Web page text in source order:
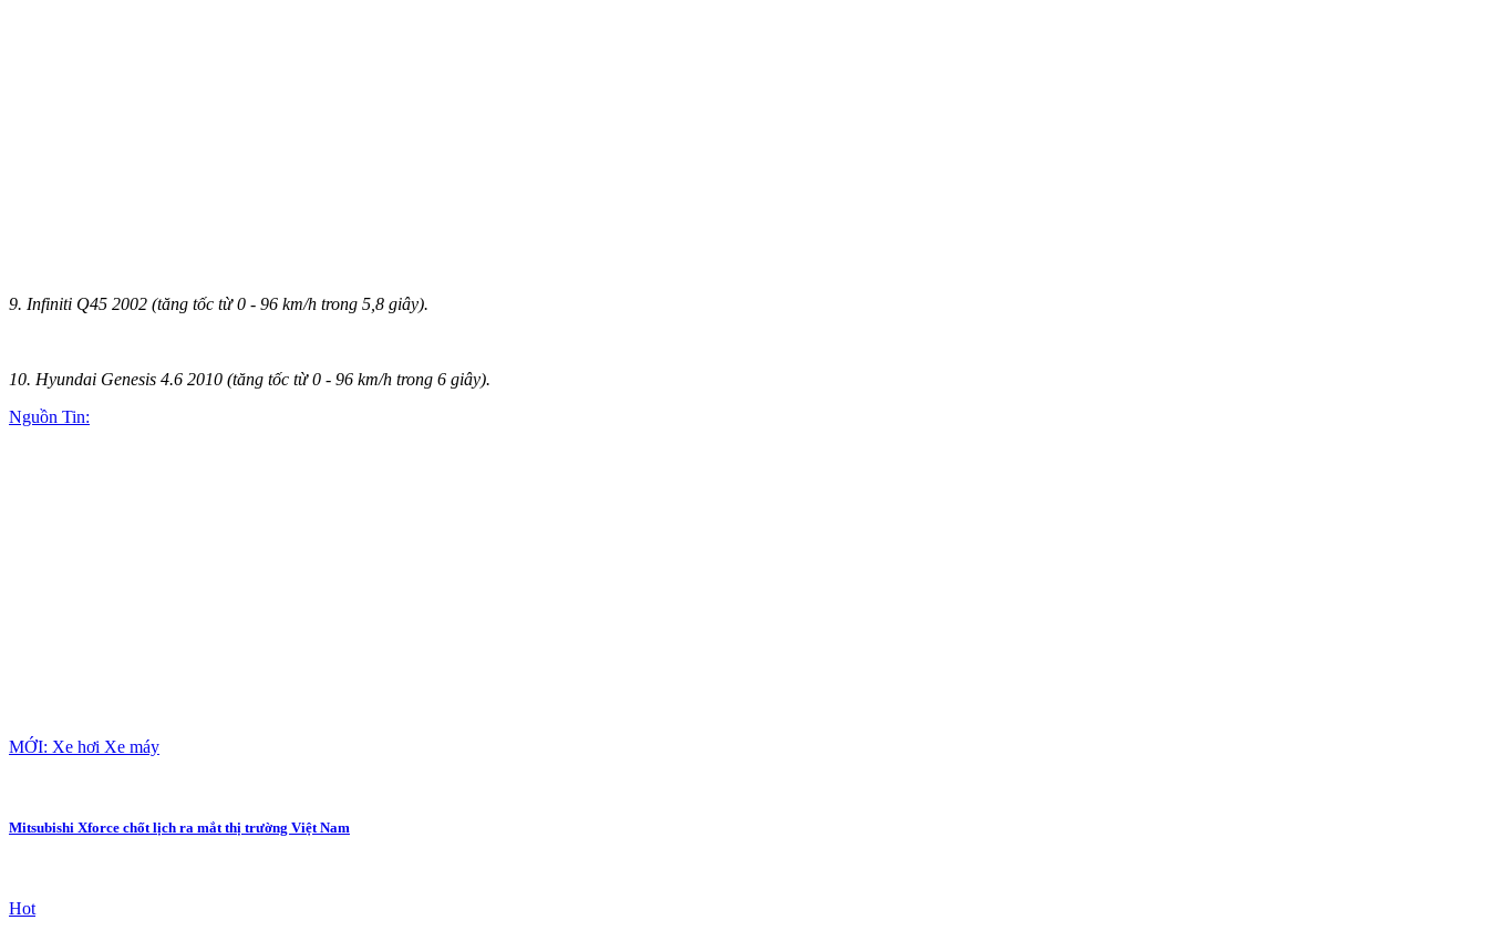
9. Infiniti Q45 2002 (tăng tốc từ 0 - 96 km/h trong 5,8 giây).
10. Hyundai Genesis 4.6 2010 (tăng tốc từ 0 - 96 km/h trong 6 giây).
Nguồn Tin:
MỚI: Xe hơi Xe máy
Mitsubishi Xforce chốt lịch ra mắt thị trường Việt Nam
Hot